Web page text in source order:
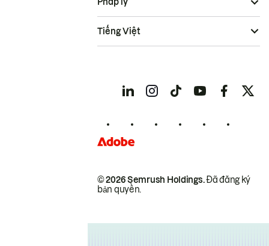
© 2026 Semrush Holdings.Đã đăng ký
bản quyền.
Tiếng Việt